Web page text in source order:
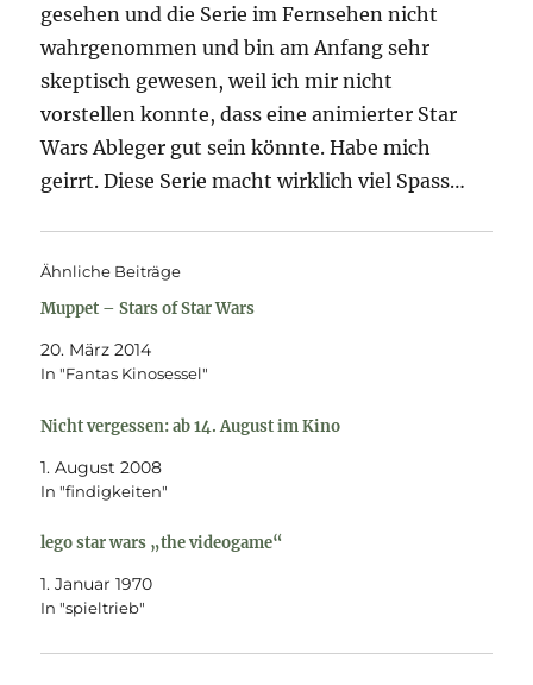
gesehen und die Serie im Fernsehen nicht
wahrgenommen und bin am Anfang sehr
skeptisch gewesen, weil ich mir nicht
vorstellen konnte, dass eine animierter Star
Wars Ableger gut sein könnte. Habe mich
geirrt. Diese Serie macht wirklich viel Spass…
Ähnliche Beiträge
Muppet – Stars of Star Wars
20. März 2014
In "Fantas Kinosessel"
Nicht vergessen: ab 14. August im Kino
1. August 2008
In "findigkeiten"
lego star wars „the videogame“
1. Januar 1970
In "spieltrieb"